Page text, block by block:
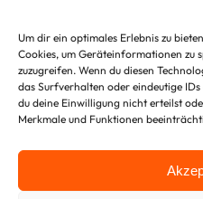
Um dir ein optimales Erlebnis zu
Cookies, um Geräteinformationen zu
zuzugreifen. Wenn du diesen
das Surfverhalten oder eindeutige
du deine Einwilligung nicht erteilst
Merkmale und Funktionen